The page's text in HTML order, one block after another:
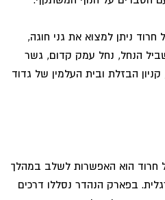
חרוד ניתן למצוא את גני חוגה,
שביל הנחל, נחל עמק קדום, גשר
הבזלת ובית העלמין של גדוד
חרוד הוא האפשרות לשלב במהלך
בפארק הנהדר נסללו דרכים